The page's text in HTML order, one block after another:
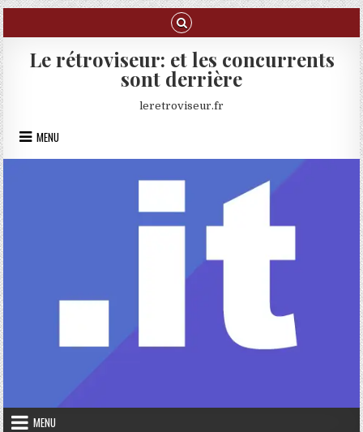
Skip to content
Le rétroviseur: et les concurrents
sont derrière
leretroviseur.fr
MENU
MENU